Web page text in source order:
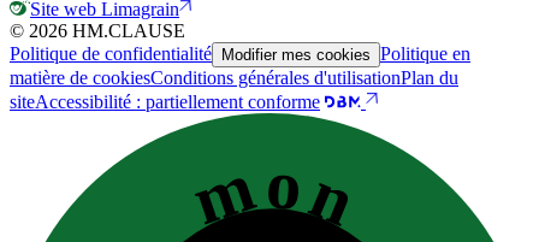
Site web Limagrain
© 2026 HM.CLAUSE
Politique de confidentialité Modifier mes cookies Politique en
matière de cookiesConditions générales d'utilisationPlan du
siteAccessibilité : partiellement conforme
mon